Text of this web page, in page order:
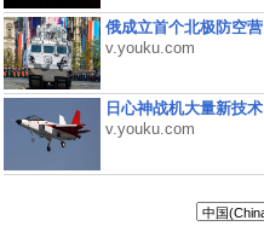
俄成立首个北极防空营
v.youku.com
日心神战机大量新技术
v.youku.com